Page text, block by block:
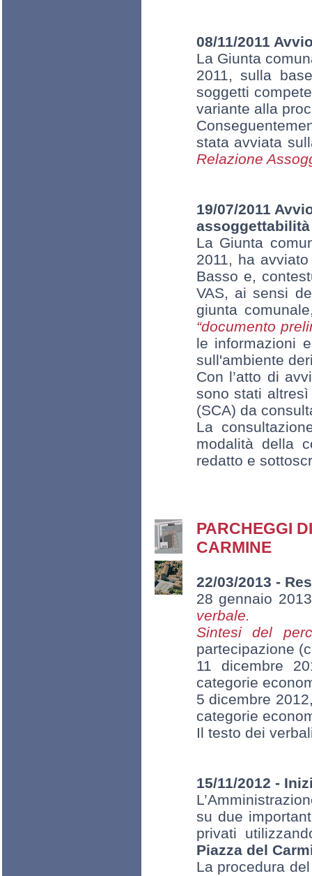
08/11/2011
La Giunta
2011, sulla
soggetti
variante alla
stata avviata
Relazione
19/07/2011
assoggettabilità
La Giunta
2011, ha
Basso e,
VAS, ai sensi
giunta
“documento
le informazioni
sull'ambiente
Con l’atto di
sono stati
(SCA) da
La
modalità della
redatto e
PARCHEGGI
CARMINE
22/03/2013 -
28 gennaio
verbale.
Sintesi del
partecipazione
11 dicembre
categorie
5 dicembre
categorie
Il testo dei
15/11/2012 -
su due
privati
Piazza del
La procedura